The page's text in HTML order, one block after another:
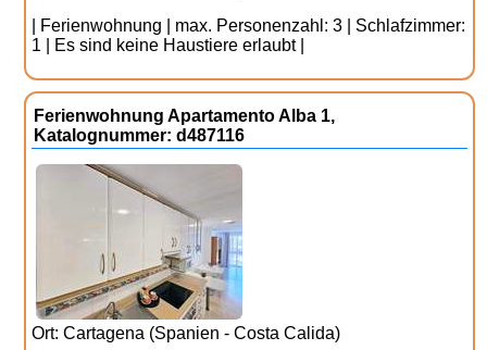
| Ferienwohnung | max. Personenzahl: 3 | Schlafzimmer:
1 | Es sind keine Haustiere erlaubt |
Ferienwohnung Apartamento Alba 1,
Katalognummer: d487116
Ort: Cartagena (Spanien - Costa Calida)